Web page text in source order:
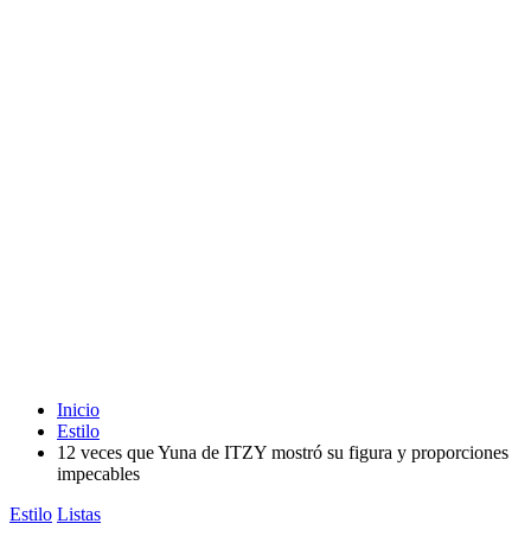
Inicio
Estilo
12 veces que Yuna de ITZY mostró su figura y proporciones
impecables
Estilo Listas